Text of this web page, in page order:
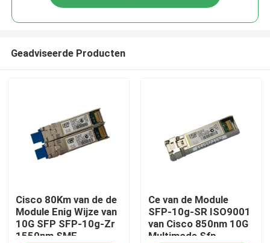
Huis
Geadviseerde Producten
Cisco 80Km van de de
Module Enig Wijze van
10G SFP SFP-10g-Zr
1550nm SMF
Ce van de Module
SFP-10g-SR ISO9001
van Cisco 850nm 10G
Multimode Sfp